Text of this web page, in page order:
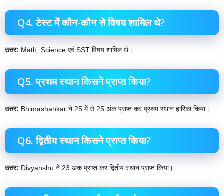
Q4. टेस्ट में कौन-कौन से विषय शामिल थे?
उत्तर: Math, Science एवं SST विषय शामिल थे।
Q5. प्रथम स्थान किसने प्राप्त किया?
उत्तर: Bhimashankar ने 25 में से 25 अंक प्राप्त कर प्रथम स्थान हासिल किया।
Q6. द्वितीय स्थान किसने प्राप्त किया?
उत्तर: Divyanshu ने 23 अंक प्राप्त कर द्वितीय स्थान प्राप्त किया।